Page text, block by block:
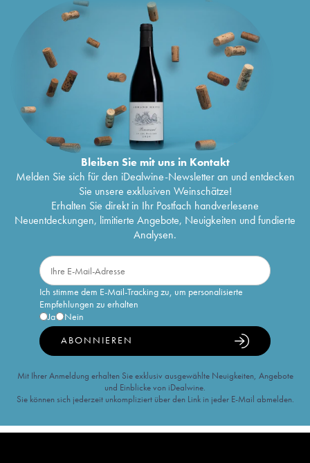
Bleiben Sie mit uns in Kontakt
Melden Sie sich für den iDealwine-Newsletter an und entdecken
Sie unsere exklusiven Weinschätze!
Erhalten Sie direkt in Ihr Postfach handverlesene
Neuentdeckungen, limitierte Angebote, Neuigkeiten und fundierte
Analysen.
Ich stimme dem E-Mail-Tracking zu, um personalisierte
Empfehlungen zu erhalten
Ja
Nein
ABONNIEREN
Mit Ihrer Anmeldung erhalten Sie exklusiv ausgewählte Neuigkeiten, Angebote
und Einblicke von iDealwine.
Sie können sich jederzeit unkompliziert über den Link in jeder E-Mail abmelden.